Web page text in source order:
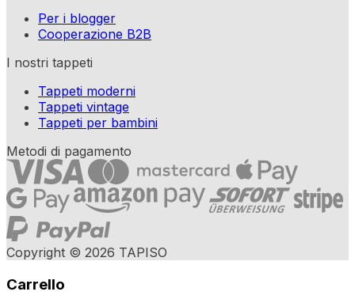
Per i blogger
Cooperazione B2B
I nostri tappeti
Tappeti moderni
Tappeti vintage
Tappeti per bambini
Metodi di pagamento
Copyright © 2026 TAPISO
Carrello